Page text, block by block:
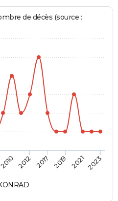
de décès (source :
2010 2012 2017 2019 20212023